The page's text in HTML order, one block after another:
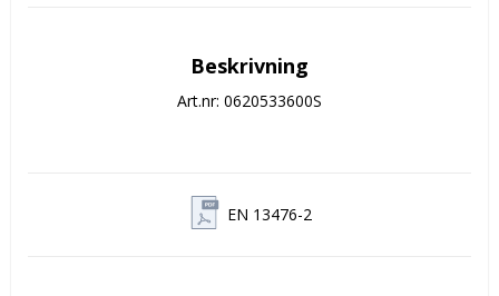
Beskrivning
Art.nr: 0620533600S
EN 13476-2